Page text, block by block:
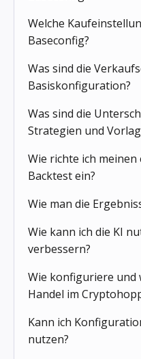
Welche
Baseconfig?
Was sind die
Basis­konfiguration?
Was sind die
Strategien und
Wie richte ich
Backtest ein?
Wie man die
Wie kann ich die KI
verbessern?
Wie konfiguriere und
Handel im
Kann ich
nutzen?